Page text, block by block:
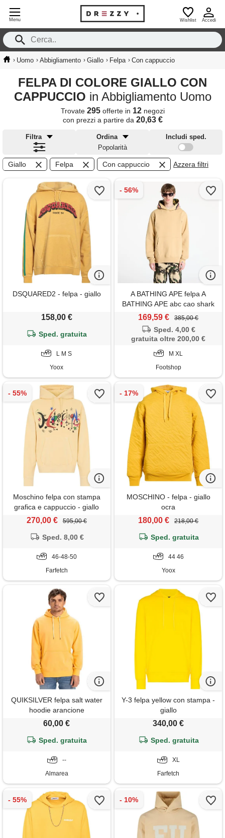
Menu Wishlist Accedi
› Uomo › Abbigliamento › Giallo › Felpa › Con cappuccio
FELPA DI COLORE GIALLO CON
CAPPUCCIO in Abbigliamento Uomo
Trovate 295offerte in 12negozi
con prezzi a partire da 20,63 €
Filtra
Ordina
Popolarità
Includi sped.
Giallo Felpa Con cappuccio Azzera filtri
DSQUARED2 - felpa - giallo
158,00 €
Sped. gratuita
L M S
Yoox
A BATHING APE felpa A
BATHING APE abc cao shark
pullover hoodie unisex beige
169,59 € 385,00 €
Sped. 4,00 €
gratuita oltre 200,00 €
M XL
Footshop
Moschino felpa con stampa
grafica e cappuccio - giallo
270,00 € 595,00 €
Sped. 8,00 €
46-48-50
Farfetch
MOSCHINO - felpa - giallo
ocra
180,00 € 218,00 €
Sped. gratuita
44 46
Yoox
QUIKSILVER felpa salt water
hoodie arancione
60,00 €
Sped. gratuita
--
Almarea
Y-3 felpa yellow con stampa -
giallo
340,00 €
Sped. gratuita
XL
Farfetch